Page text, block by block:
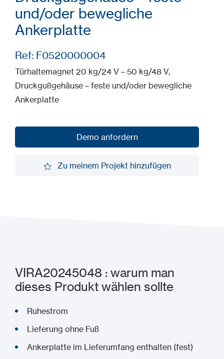
und/oder bewegliche
Ankerplatte
Ref: F0520000004
Türhaltemagnet 20 kg/24 V – 50 kg/48 V,
Druckgußgehäuse – feste und/oder bewegliche
Ankerplatte
Demo anfordern
Zu meinem Projekt hinzufügen
VIRA20245048 : warum man
dieses Produkt wählen sollte
Ruhestrom
Lieferung ohne Fuß
Ankerplatte im Lieferumfang enthalten (fest)